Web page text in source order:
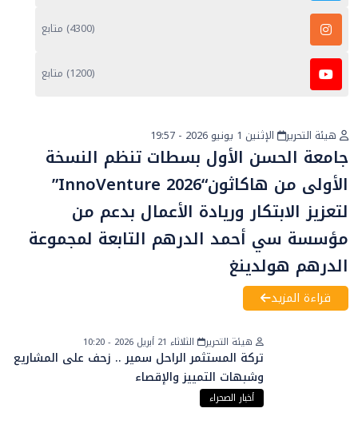
(4300) متابع
(1200) متابع
أخبار عامة
هيئة التحرير الإثنين 1 يونيو 2026 - 19:57
جامعة الحسن الأول بسطات تنظم النسخة
الأولى من هاكاثون“InnoVenture 2026”
لتعزيز الابتكار وريادة الأعمال بدعم من
مؤسسة سي أحمد الدرهم التابعة لمجموعة
الدرهم هولدينغ
قراءة المزيد
هيئة التحرير الثلاثاء 21 أبريل 2026 - 10:20
تركة المستثمر الراحل سمير .. زحف على المشاريع
وشبهات التمييز والإقصاء
أخبار الصحراء